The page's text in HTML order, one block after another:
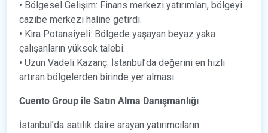
• Bölgesel Gelişim: Finans merkezi yatırımları, bölgeyi
cazibe merkezi haline getirdi.
• Kira Potansiyeli: Bölgede yaşayan beyaz yaka
çalışanların yüksek talebi.
• Uzun Vadeli Kazanç: İstanbul’da değerini en hızlı
artıran bölgelerden birinde yer alması.
Cuento Group ile Satın Alma Danışmanlığı
İstanbul’da satılık daire arayan yatırımcıların